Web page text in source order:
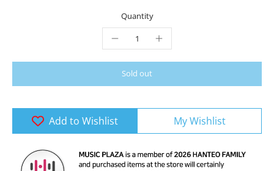
Quantity
Sold out
Add to Wishlist My Wishlist